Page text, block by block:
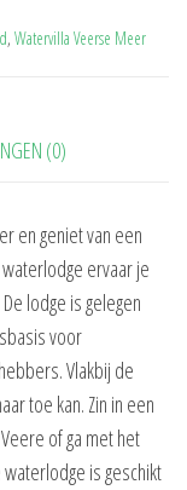
, Watervilla Veerse Meer
(0)
en geniet van een
ervaar je
lodge is gelegen
voor
Vlakbij de
toe kan. Zin in een
of ga met het
is geschikt